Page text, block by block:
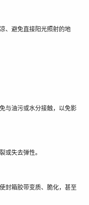
、避免直接阳光照射的地
与油污或水分接触，以免影
或失去弹性。
封箱胶带变质、脆化，甚至